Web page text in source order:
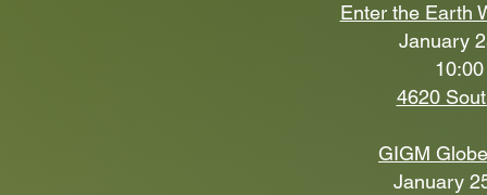
Enter the Earth
January
4620
GIGM
January